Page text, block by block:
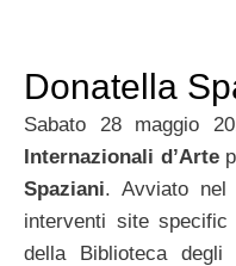
Donatella
Sabato 28 maggio
Internazionali d’Arte
Spaziani. Avviato nel
interventi site
della Biblioteca degli